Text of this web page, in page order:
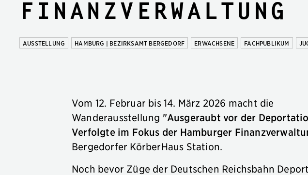
Finanzverwaltung
AUSSTELLUNG HAMBURG | BEZIRKSAMT BERGEDORF ERWACHSENE FACHPUBLIKUM
Vom 12. Februar bis 14. März 2026 macht die
Wanderausstellung "Ausgeraubt vor der
Verfolgte im Fokus der Hamburger
Bergedorfer KörberHaus Station.
Noch bevor Züge der Deutschen Reichsbahn